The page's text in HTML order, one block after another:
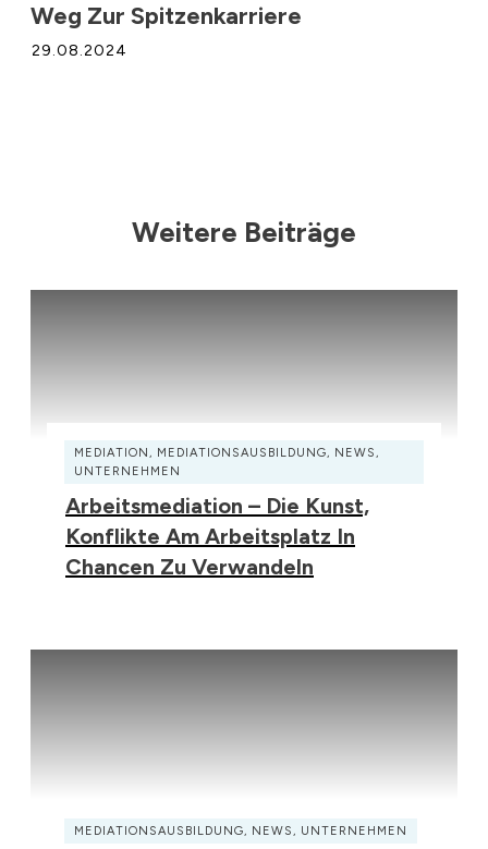
Weg Zur Spitzenkarriere
29.08.2024
Weitere Beiträge
MEDIATION , MEDIATIONSAUSBILDUNG, NEWS,
UNTERNEHMEN
Arbeitsmediation – Die Kunst,
Konflikte Am Arbeitsplatz In
Chancen Zu Verwandeln
MEDIATIONSAUSBILDUNG, NEWS, UNTERNEHMEN